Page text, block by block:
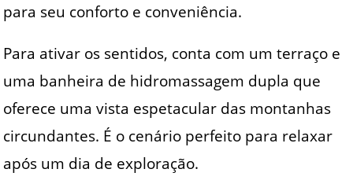
para seu conforto e conveniência.
Para ativar os sentidos, conta com um terraço e
uma banheira de hidromassagem dupla que
oferece uma vista espetacular das montanhas
circundantes. É o cenário perfeito para relaxar
após um dia de exploração.